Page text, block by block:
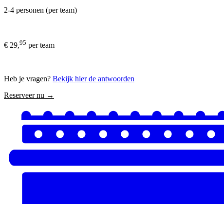
2-4 personen (per team)
€ 29,95 per team
Heb je vragen? Bekijk hier de antwoorden
Reserveer nu →